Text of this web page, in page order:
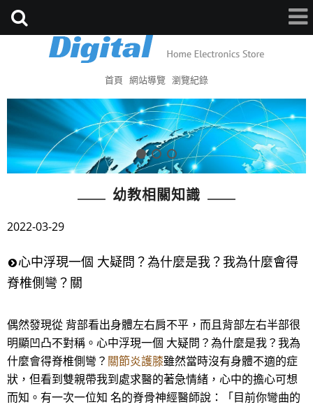
首頁 網站導覽 瀏覽紀錄
幼教相關知識
2022-03-29
心中浮現一個 大疑問？為什麼是我？我為什麼會得
脊椎側彎？關
偶然發現從 背部看出身體左右肩不平，而且背部左右半部很
明顯凹凸不對稱。心中浮現一個 大疑問？為什麼是我？我為
什麼會得脊椎側彎？ 關節炎護膝雖然當時沒有身體不適的症
狀，但看到雙親帶我到處求醫的著急情緒，心中的擔心可想
而知。有一次一位知 名的脊骨神經醫師說：「目前你彎曲的